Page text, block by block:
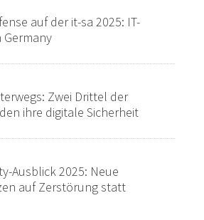
auf der it-sa 2025: IT-
Germany
Zwei Drittel der
ihre digitale Sicherheit
Ausblick 2025: Neue
auf Zerstörung statt